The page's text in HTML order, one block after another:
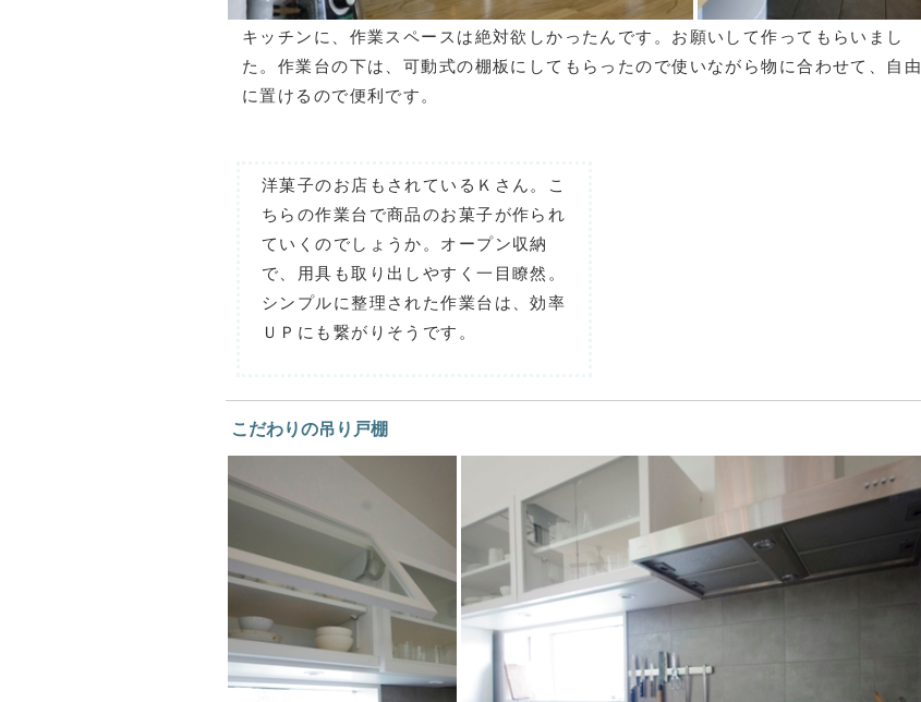
キッチンに、作業スペースは絶対欲しかったんです。お願いして作ってもらいまし
た。作業台の下は、可動式の棚板にしてもらったので使いながら物に合わせて、自由
に置けるので便利です。
洋菓子のお店もされているＫさん。こ
ちらの作業台で商品のお菓子が作られ
ていくのでしょうか。オープン収納
で、用具も取り出しやすく一目瞭然。
シンプルに整理された作業台は、効率
ＵＰにも繋がりそうです。
こだわりの吊り戸棚